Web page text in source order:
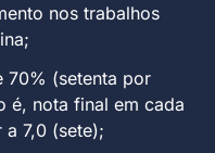
nos trabalhos
70% (setenta por
é, nota final em cada
7,0 (sete);